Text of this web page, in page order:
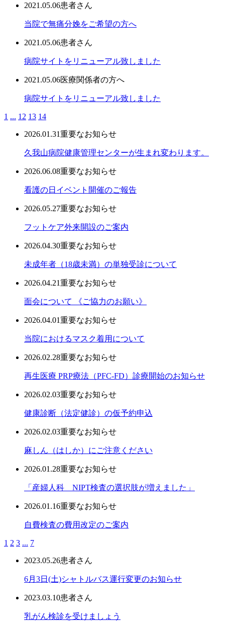
2021.05.06患者さん
当院で無痛分娩をご希望の方へ
2021.05.06患者さん
病院サイトをリニューアル致しました
2021.05.06医療関係者の方へ
病院サイトをリニューアル致しました
1 ... 12 13 14
2026.01.31重要なお知らせ
久我山病院健康管理センターが生まれ変わります。
2026.06.08重要なお知らせ
看護の日イベント開催のご報告
2026.05.27重要なお知らせ
フットケア外来開設のご案内
2026.04.30重要なお知らせ
未成年者（18歳未満）の単独受診について
2026.04.21重要なお知らせ
面会について 《ご協力のお願い》
2026.04.01重要なお知らせ
当院におけるマスク着用について
2026.02.28重要なお知らせ
再生医療 PRP療法（PFC-FD）診療開始のお知らせ
2026.02.03重要なお知らせ
健康診断（法定健診）の仮予約申込
2026.02.03重要なお知らせ
麻しん（はしか）にご注意ください
2026.01.28重要なお知らせ
「産婦人科 NIPT検査の選択肢が増えました」
2026.01.16重要なお知らせ
自費検査の費用改定のご案内
1 2 3 ... 7
2023.05.26患者さん
6月3日(土)シャトルバス運行変更のお知らせ
2023.03.10患者さん
乳がん検診を受けましょう